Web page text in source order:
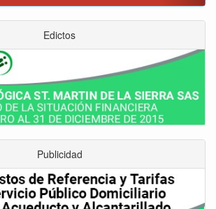
Edictos
Publicidad